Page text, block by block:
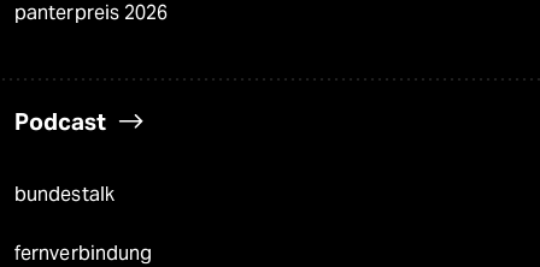
panterpreis 2026
Podcast
bundestalk
fernverbindung